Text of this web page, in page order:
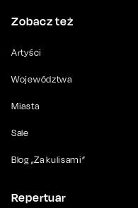
Zobacz też
Artyści
Województwa
Miasta
Sale
Blog „Za kulisami”
Repertuar